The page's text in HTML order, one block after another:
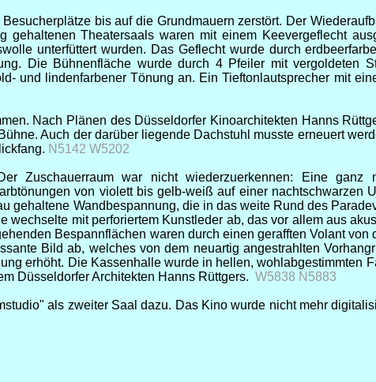
bis auf die Grundmauern zerstört. Der
Theatersaals waren mit einem Keevergeflecht
unterfüttert wurden. Das Geflecht wurde durch
Die Bühnenfläche wurde durch 4 Pfeiler mit vergoldeten
und lindenfarbener Tönung an. Ein Tieftonlautsprecher mit
Nach Plänen des Düsseldorfer Kinoarchitekten Hanns
Auch der darüber liegende Dachstuhl musste erneuert
N5142 W5202
Zuschauerraum war nicht wiederzuerkennen: Eine ganz
von violett bis gelb-weiß auf einer nachtschwarzen
gehaltene Wandbespannung, die in das weite Rund des
mit perforiertem Kunstleder ab, das vor allem aus
Bespannflächen waren durch einen gerafften Volant von
Bild ab, welches von dem neuartig angestrahlten
erhöht. Die Kassenhalle wurde in hellen, wohlabgestimmten
Düsseldorfer Architekten Hanns Rüttgers. W5838 N5883
als zweiter Saal dazu. Das Kino wurde nicht mehr